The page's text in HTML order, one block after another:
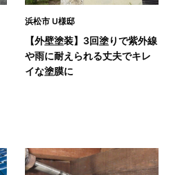
浜松市 U様邸
【外壁塗装】3回塗りで紫外線
や雨に耐えられる丈夫でキレ
イな塗膜に